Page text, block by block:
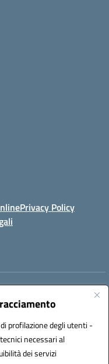
profilazione degli utenti -
necessari al
dei servizi
Privacy Policy
(IPA): lzcc